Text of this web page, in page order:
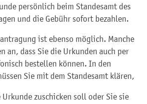
persönlich beim Standesamt des
und die Gebühr sofort bezahlen.
ist ebenso möglich. Manche
an, dass Sie die Urkunden auch per
bestellen können. In den
Sie mit dem Standesamt klären,
zuschicken soll oder Sie sie